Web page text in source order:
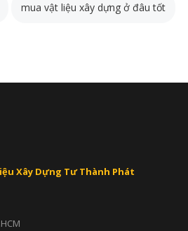
mua vật liệu xây dựng ở đâu tốt
Xây Dựng Tư Thành Phát